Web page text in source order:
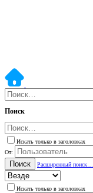
Поиск
Искать только в заголовках
От:
Поиск Расширенный поиск…
Искать только в заголовках